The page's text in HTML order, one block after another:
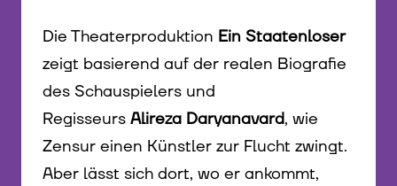
Die Theaterproduktion Ein Staatenloser
zeigt basierend auf der realen Biografie
des Schauspielers und
Regisseurs Alireza Daryanavard, wie
Zensur einen Künstler zur Flucht zwingt.
Aber lässt sich dort, wo er ankommt,